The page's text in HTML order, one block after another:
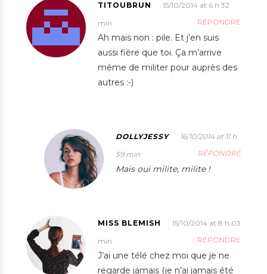
TITOUBRUN
15/10/2014 at 6 h 32
min
RÉPONDRE
Ah mais non : pile. Et j’en suis
aussi fière que toi. Ça m’arrive
même de militer pour auprès des
autres :-)
DOLLYJESSY
16/10/2014 at 11 h
59 min
RÉPONDRE
Mais oui milite, milite !
MISS BLEMISH
15/10/2014 at 8 h 03
min
RÉPONDRE
J’ai une télé chez moi que je ne
regarde jamais (je n’ai jamais été